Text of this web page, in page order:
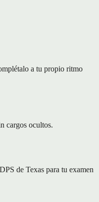
a tu propio ritmo
cargos ocultos.
de Texas para tu examen